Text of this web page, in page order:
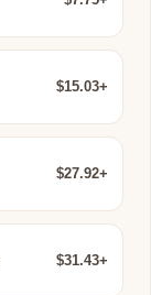
$15.03+
$27.92+
$31.43+